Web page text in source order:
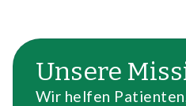
Unsere
Wir helfen